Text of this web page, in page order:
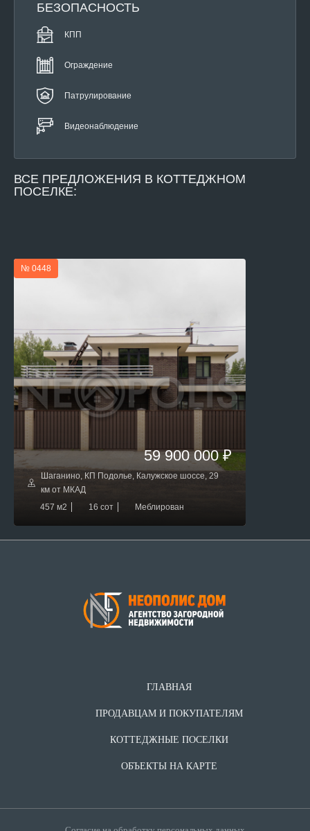
БЕЗОПАСНОСТЬ
КПП
Ограждение
Патрулирование
Видеонаблюдение
ВСЕ ПРЕДЛОЖЕНИЯ В КОТТЕДЖНОМ
ПОСЕЛКЕ:
№ 0448
59 900 000 ₽
Шаганино, КП Подолье, Калужское шоссе, 29
км от МКАД
457 м2
16 сот Меблирован
ГЛАВНАЯ
ПРОДАВЦАМ И ПОКУПАТЕЛЯМ
КОТТЕДЖНЫЕ ПОСЕЛКИ
ОБЪЕКТЫ НА КАРТЕ